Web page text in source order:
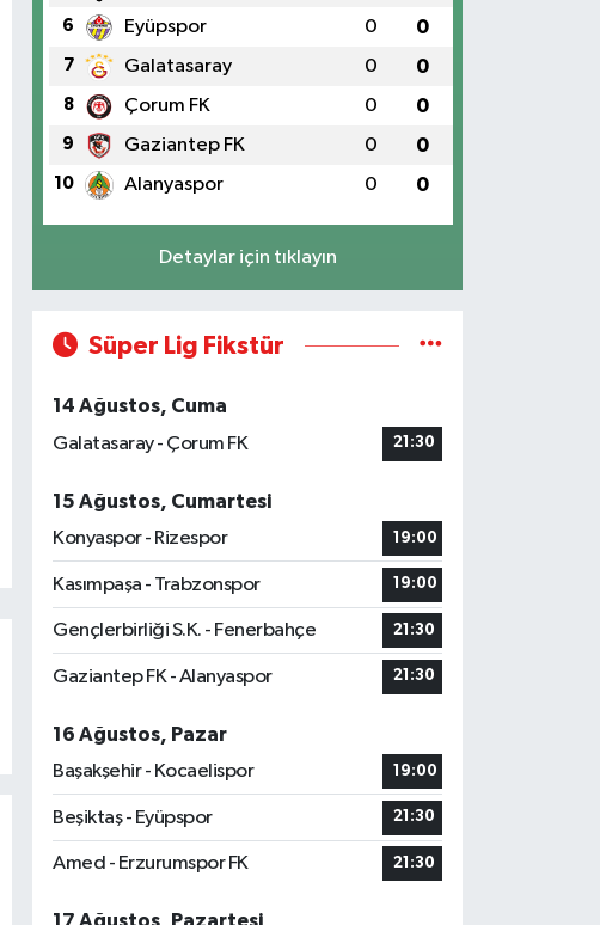
6 Eyüpspor 0 0
7 Galatasaray 0 0
8 Çorum FK 0 0
9 Gaziantep FK 0 0
10 Alanyaspor 0 0
Detaylar için tıklayın
Süper Lig Fikstür
14 Ağustos, Cuma
Galatasaray - Çorum FK
21:30
15 Ağustos, Cumartesi
Konyaspor - Rizespor
19:00
Kasımpaşa - Trabzonspor 19:00
Gençlerbirliği S.K. - Fenerbahçe 21:30
Gaziantep FK - Alanyaspor 21:30
16 Ağustos, Pazar
Başakşehir - Kocaelispor
19:00
Beşiktaş - Eyüpspor 21:30
Amed - Erzurumspor FK 21:30